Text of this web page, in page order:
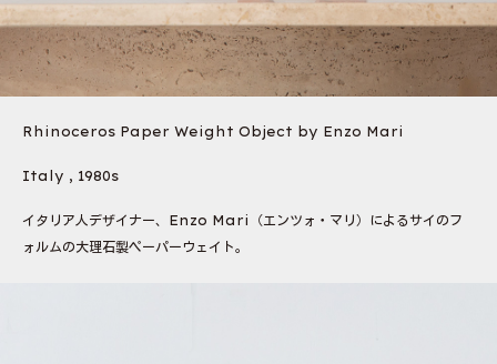
Rhinoceros Paper Weight Object by Enzo Mari
Italy , 1980s
イタリア人デザイナー、Enzo Mari（エンツォ・マリ）によるサイのフ
ォルムの大理石製ペーパーウェイト。